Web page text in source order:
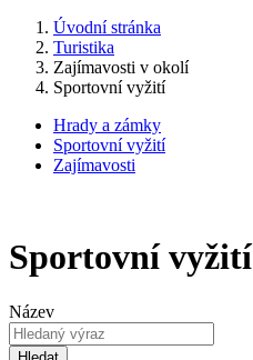
Úvodní stránka
Turistika
Zajímavosti v okolí
Sportovní vyžití
Hrady a zámky
Sportovní vyžití
Zajímavosti
Sportovní vyžití
Název